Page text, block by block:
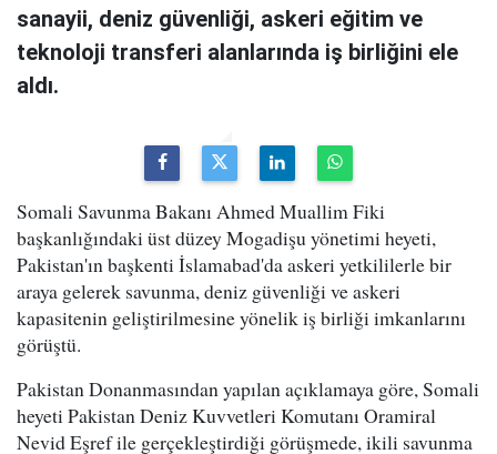
sanayii, deniz güvenliği, askeri eğitim ve
teknoloji transferi alanlarında iş birliğini ele
aldı.
Somali Savunma Bakanı Ahmed Muallim Fiki
başkanlığındaki üst düzey Mogadişu yönetimi heyeti,
Pakistan'ın başkenti İslamabad'da askeri yetkililerle bir
araya gelerek savunma, deniz güvenliği ve askeri
kapasitenin geliştirilmesine yönelik iş birliği imkanlarını
görüştü.
Pakistan Donanmasından yapılan açıklamaya göre, Somali
heyeti Pakistan Deniz Kuvvetleri Komutanı Oramiral
Nevid Eşref ile gerçekleştirdiği görüşmede, ikili savunma